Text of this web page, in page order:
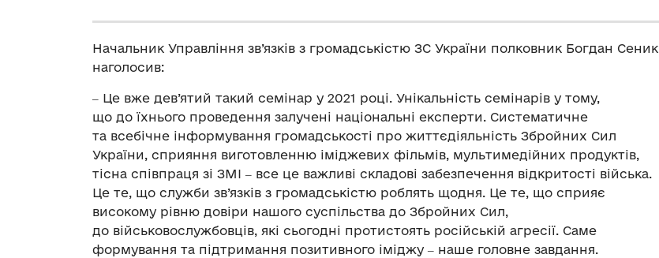
Начальник Управління зв’язків з громадськістю ЗС України полковник Богдан Сеник
наголосив:
‒ Це вже дев’ятий такий семінар у 2021 році. Унікальність семінарів у тому,
що до їхнього проведення залучені національні експерти. Систематичне
та всебічне інформування громадськості про життєдіяльність Збройних Сил
України, сприяння виготовленню іміджевих фільмів, мультимедійних продуктів,
тісна співпраця зі ЗМІ ‒ все це важливі складові забезпечення відкритості війська.
Це те, що служби зв’язків з громадськістю роблять щодня. Це те, що сприяє
високому рівню довіри нашого суспільства до Збройних Сил,
до військовослужбовців, які сьогодні протистоять російській агресії. Саме
формування та підтримання позитивного іміджу ‒ наше головне завдання.